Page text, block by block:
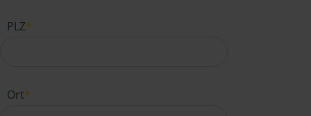
PLZ*
Ort*